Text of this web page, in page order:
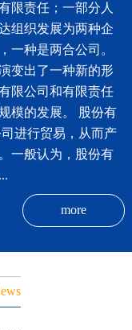
限责任；一部分人
组织发展为两种企
一种是两合公司。
变出了一种新的形
限公司和有限责任
模的发展。 股份有
进行贸易，从而产
一般认为，股份有
more